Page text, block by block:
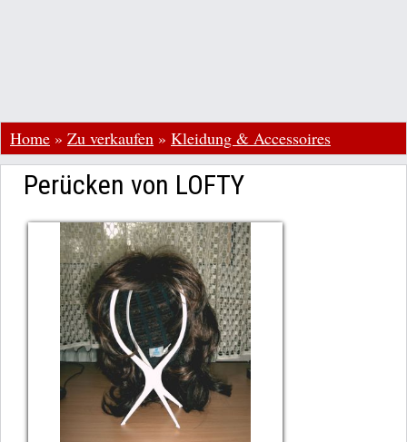
Home » Zu verkaufen » Kleidung & Accessoires
Perücken von LOFTY